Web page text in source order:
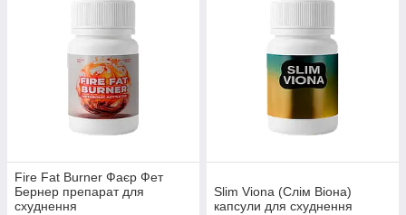
Fire Fat Burner Фаєр Фет
Бернер препарат для
схуднення
Slim Viona (Слім Віона)
капсули для схуднення